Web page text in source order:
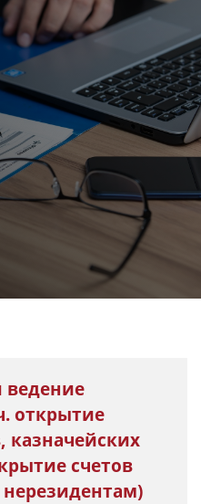
открытие
казначейских
счетов